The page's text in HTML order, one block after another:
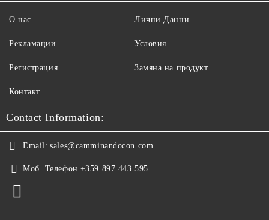
О нас
Рекламации
Регистрация
Контакт
Лични Данни
Условия
Замяна на продукт
Contact Information:
Email: sales@camminandocon.com
Моб. Телефон +359 897 443 595